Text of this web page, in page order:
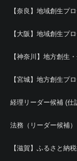
【奈良】地域創生プ
【大阪】地域創生プ
【神奈川】地方創生
【宮城】地方創生プ
経理リーダー候補 (仕
法務（リーダー候補）
【滋賀】ふるさと納